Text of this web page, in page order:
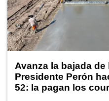
Avanza la bajada
Presidente Perón
52: la pagan los